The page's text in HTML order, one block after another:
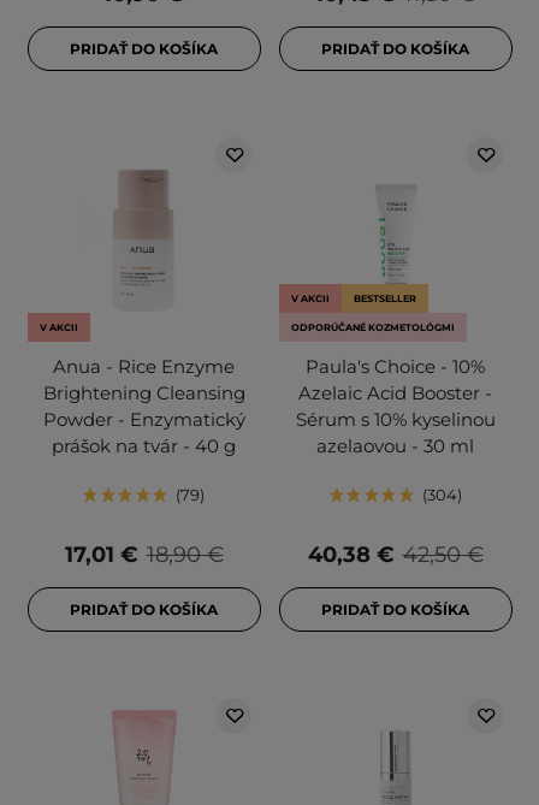
PRIDAŤ DO KOŠÍKA PRIDAŤ DO KOŠÍKA
V AKCII
Anua - Rice Enzyme
Brightening Cleansing
Powder - Enzymatický
prášok na tvár - 40 g
79
18,90 €
17,01 €
PRIDAŤ DO KOŠÍKA
V AKCII BESTSELLER
ODPORÚČANÉ KOZMETOLÓGMI
Paula's Choice - 10%
Azelaic Acid Booster -
Sérum s 10% kyselinou
azelaovou - 30 ml
304
42,50 €
40,38 €
PRIDAŤ DO KOŠÍKA